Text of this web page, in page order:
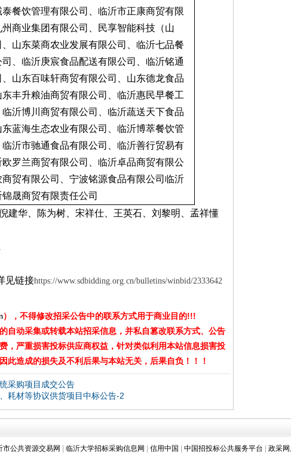
餐饮管理有限公司、临沂市正康商贸有限
商业集团有限公司、民享智能科技（山
山东菜商农业发展有限公司、临沂七品餐
、临沂庚宸食品配送有限公司、临沂铭通
山东百味轩商贸有限公司、山东德龙食品
丰升粮油商贸有限公司、临沂惠民早餐工
沂博川商贸有限公司、临沂蔬送天下食品
蓝海生态农业有限公司、临沂博萃餐饮管
沂市驰通食品有限公司、临沂善行贸易有
欧罗兰商贸有限公司、临沂卓品商贸有限公
贸有限公司、宁波铭源食品有限公司临沂
晟商贸有限责任公司
建华、陈为树、宋祥仕、王英石、刘黎明、孟祥懂
见链接https://www.sdbidding.org.cn/bulletins/winbid/2333642
），不得修改招采公告中的联系方式用于商业目的!!!
自动采集或转载本站招采信息，并私自篡改联系方式、公告
，严重损害投标供应商权益，针对类似利用本站信息损害投
此造成的损失及不利后果与本站无关，后果自负！！！
采购项目成交公告
耗材等协议供货项目中标公告-2
市公共资源交易网 临沂大学招标采购信息网 信用中国 中国招投标公共服务平台 政采